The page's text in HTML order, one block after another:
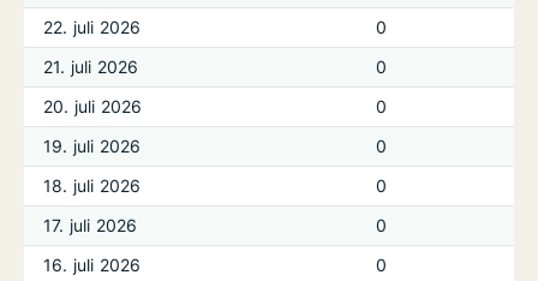
22. juli 2026
0
21. juli 2026
0
20. juli 2026
0
19. juli 2026
0
18. juli 2026
0
17. juli 2026
0
16. juli 2026
0